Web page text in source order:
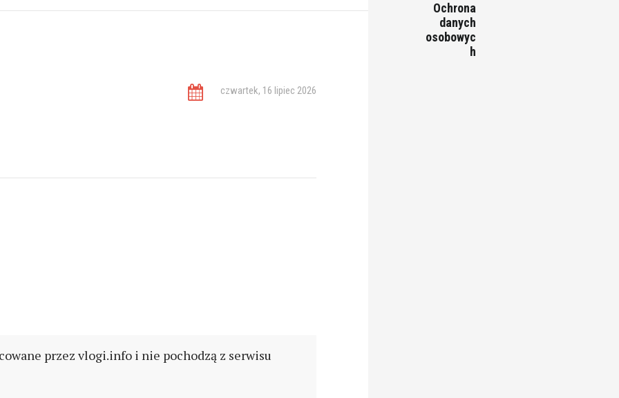
czwartek, 16 lipiec 2026
przez vlogi.info i nie pochodzą z serwisu
Ochrona
danych
osobowyc
h